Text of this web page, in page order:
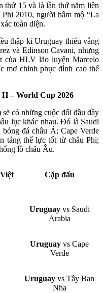
thứ 15 và là lần thứ năm liên
2010, người hâm mộ “La
toàn diện.
thập kỉ Uruguay thiếu vắng
và Edinson Cavani, nhưng
của HLV lão luyện Marcelo
mơ chinh phục đỉnh cao thế
– World Cup 2026
có những cuộc đối đầu đầy
lục khác nhau. Đó là Saudi
đá châu Á; Cape Verde
tảng thể lực tốt từ châu Phi;
lồ châu Âu.
Cặp đấu
Uruguayvs Saudi
Arabia
Uruguay vs Cape
Verde
Uruguay vs Tây Ban
Nha